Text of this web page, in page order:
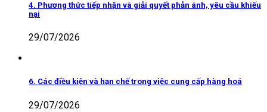
4. Phương thức tiếp nhận và giải quyết phản ánh, yêu cầu khiếu
nại
29/07/2026
6. Các điều kiện và hạn chế trong việc cung cấp hàng hoá
29/07/2026